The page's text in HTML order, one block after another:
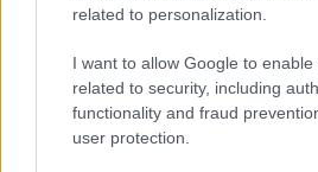
related to personalization.
I want to allow Google to enable
related to security, including
functionality and fraud
user protection.